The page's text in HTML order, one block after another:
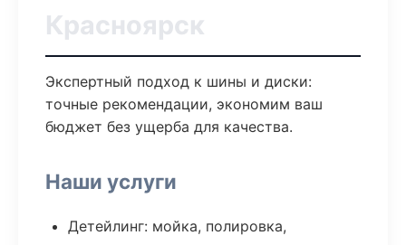
Красноярск
Экспертный подход к шины и диски:
точные рекомендации, экономим ваш
бюджет без ущерба для качества.
Наши услуги
Детейлинг: мойка, полировка,